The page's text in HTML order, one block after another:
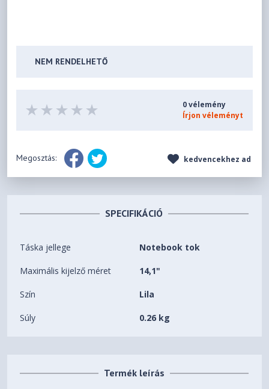
NEM RENDELHETŐ
0 vélemény
Írjon véleményt
Megosztás: kedvencekhez ad
SPECIFIKÁCIÓ
Táska jellege Notebook tok
Maximális kijelző méret 14,1"
Szín Lila
Súly 0.26 kg
Termék leírás